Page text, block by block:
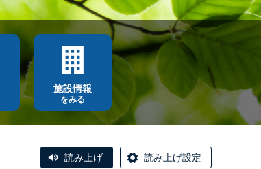
施設情報
をみる
読み上げ 読み上げ設定